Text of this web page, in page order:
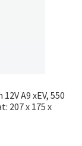
A9 xEV, 550
207 x 175 x